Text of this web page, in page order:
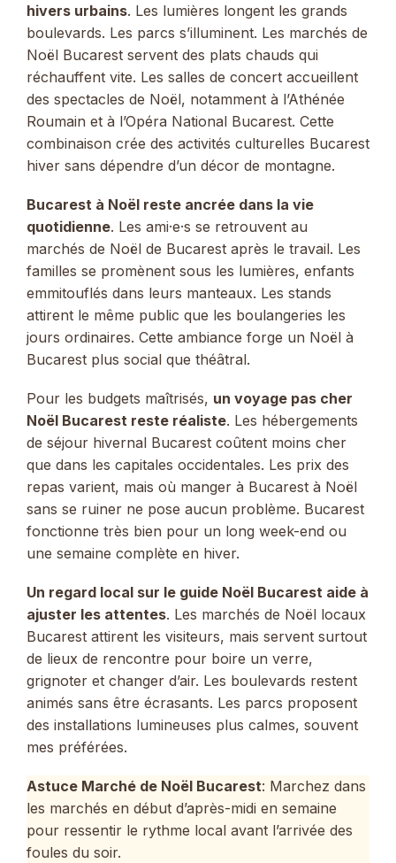
hivers urbains. Les lumières longent les grands
boulevards. Les parcs s’illuminent. Les marchés de
Noël Bucarest servent des plats chauds qui
réchauffent vite. Les salles de concert accueillent
des spectacles de Noël, notamment à l’Athénée
Roumain et à l’Opéra National Bucarest. Cette
combinaison crée des activités culturelles Bucarest
hiver sans dépendre d’un décor de montagne.
Bucarest à Noël reste ancrée dans la vie
quotidienne. Les ami·e·s se retrouvent au
marchés de Noël de Bucarest après le travail. Les
familles se promènent sous les lumières, enfants
emmitouflés dans leurs manteaux. Les stands
attirent le même public que les boulangeries les
jours ordinaires. Cette ambiance forge un Noël à
Bucarest plus social que théâtral.
Pour les budgets maîtrisés, un voyage pas cher
Noël Bucarest reste réaliste. Les hébergements
de séjour hivernal Bucarest coûtent moins cher
que dans les capitales occidentales. Les prix des
repas varient, mais où manger à Bucarest à Noël
sans se ruiner ne pose aucun problème. Bucarest
fonctionne très bien pour un long week-end ou
une semaine complète en hiver.
Un regard local sur le guide Noël Bucarest aide à
ajuster les attentes. Les marchés de Noël locaux
Bucarest attirent les visiteurs, mais servent surtout
de lieux de rencontre pour boire un verre,
grignoter et changer d’air. Les boulevards restent
animés sans être écrasants. Les parcs proposent
des installations lumineuses plus calmes, souvent
mes préférées.
Astuce Marché de Noël Bucarest: Marchez dans
les marchés en début d’après-midi en semaine
pour ressentir le rythme local avant l’arrivée des
foules du soir.